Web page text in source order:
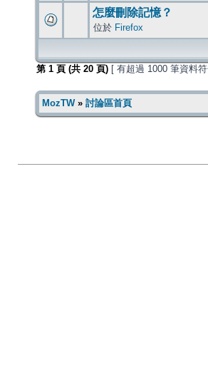
怎麼刪除記憶？
位於 Firefox
第 1 頁 (共 20 頁) [ 有超過 1000 筆資料
MozTW» 討論區首頁